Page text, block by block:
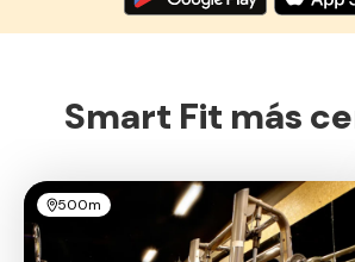
Smart Fit más
500m